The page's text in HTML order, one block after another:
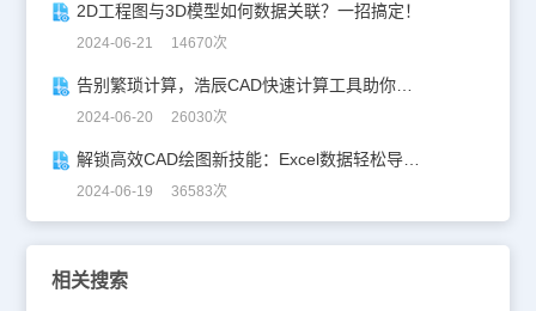
2D工程图与3D模型如何数据关联？一招搞定！
2024-06-21 14670次
告别繁琐计算，浩辰CAD快速计算工具助你一臂之力！
2024-06-20 26030次
解锁高效CAD绘图新技能：Excel数据轻松导入CAD
2024-06-19 36583次
相关搜索